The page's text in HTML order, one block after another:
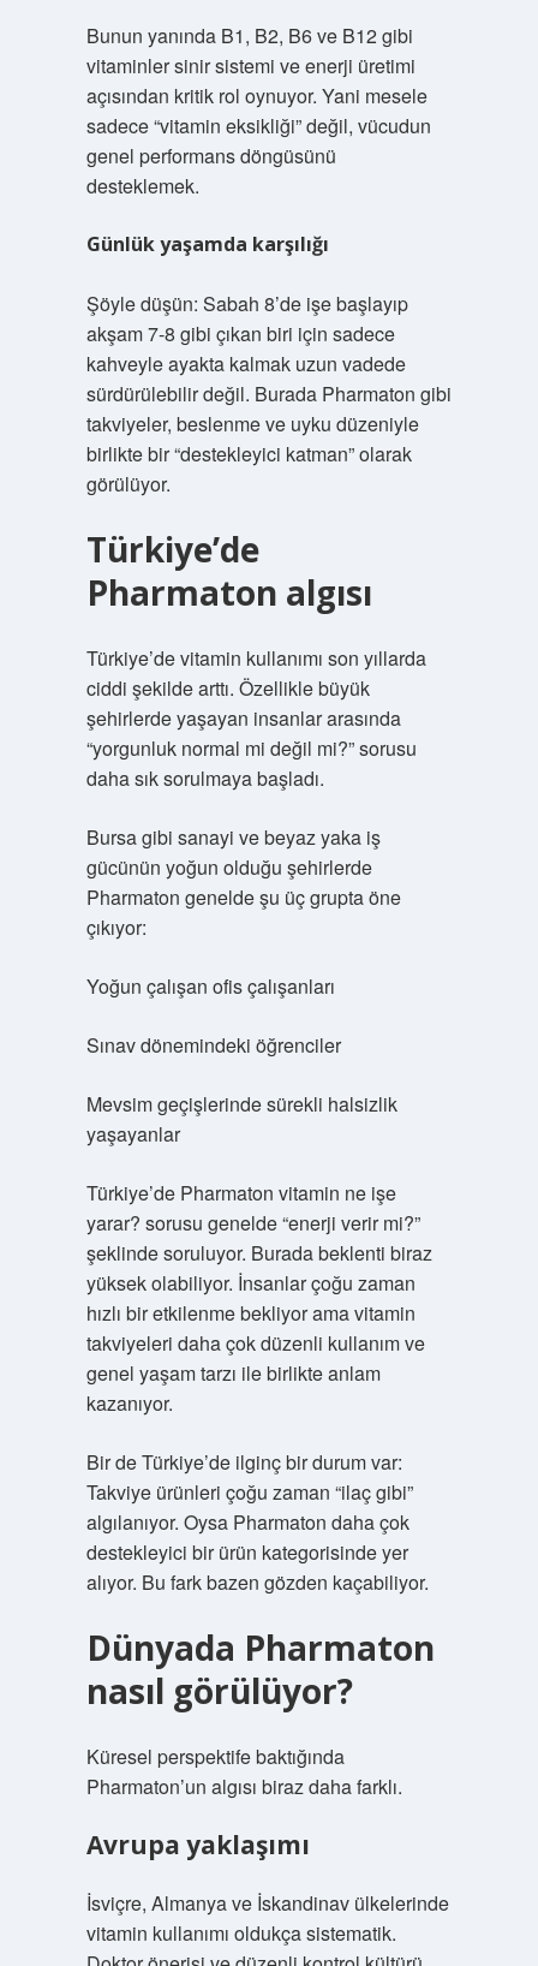
Bunun yanında B1, B2, B6 ve B12 gibi
vitaminler sinir sistemi ve enerji üretimi
açısından kritik rol oynuyor. Yani mesele
sadece “vitamin eksikliği” değil, vücudun
genel performans döngüsünü
desteklemek.
Günlük yaşamda karşılığı
Şöyle düşün: Sabah 8’de işe başlayıp
akşam 7-8 gibi çıkan biri için sadece
kahveyle ayakta kalmak uzun vadede
sürdürülebilir değil. Burada Pharmaton gibi
takviyeler, beslenme ve uyku düzeniyle
birlikte bir “destekleyici katman” olarak
görülüyor.
Türkiye’de
Pharmaton algısı
Türkiye’de vitamin kullanımı son yıllarda
ciddi şekilde arttı. Özellikle büyük
şehirlerde yaşayan insanlar arasında
“yorgunluk normal mi değil mi?” sorusu
daha sık sorulmaya başladı.
Bursa gibi sanayi ve beyaz yaka iş
gücünün yoğun olduğu şehirlerde
Pharmaton genelde şu üç grupta öne
çıkıyor:
Yoğun çalışan ofis çalışanları
Sınav dönemindeki öğrenciler
Mevsim geçişlerinde sürekli halsizlik
yaşayanlar
Türkiye’de Pharmaton vitamin ne işe
yarar? sorusu genelde “enerji verir mi?”
şeklinde soruluyor. Burada beklenti biraz
yüksek olabiliyor. İnsanlar çoğu zaman
hızlı bir etkilenme bekliyor ama vitamin
takviyeleri daha çok düzenli kullanım ve
genel yaşam tarzı ile birlikte anlam
kazanıyor.
Bir de Türkiye’de ilginç bir durum var:
Takviye ürünleri çoğu zaman “ilaç gibi”
algılanıyor. Oysa Pharmaton daha çok
destekleyici bir ürün kategorisinde yer
alıyor. Bu fark bazen gözden kaçabiliyor.
Dünyada Pharmaton
nasıl görülüyor?
Küresel perspektife baktığında
Pharmaton’un algısı biraz daha farklı.
Avrupa yaklaşımı
İsviçre, Almanya ve İskandinav ülkelerinde
vitamin kullanımı oldukça sistematik.